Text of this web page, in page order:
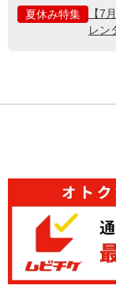
夏休み特集
【7
レン